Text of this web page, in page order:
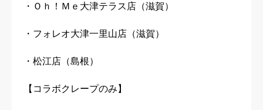
・Ｏｈ！Ｍｅ大津テラス店（滋賀）
・フォレオ大津一里山店（滋賀）
・松江店（島根）
【コラボクレープのみ】